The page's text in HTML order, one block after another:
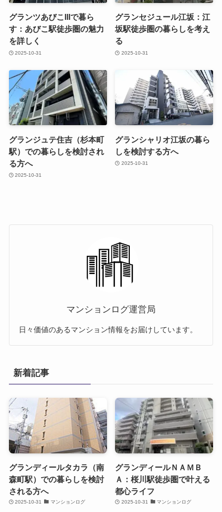
グランツあびこIIIで暮ら
す：あびこ駅徒歩圏の魅力
を詳しく
2025-10-31
グランセジュール江坂：江
坂駅徒歩圏の暮らしを考え
る
2025-10-31
グランジュテ住吉（杉本町
駅）での暮らしを検討され
る方へ
2025-10-31
グランシャリオ江坂の暮ら
しを検討する方へ
2025-10-31
マンションログ運営局
日々価値のあるマンション情報をお届けしています。
新着記事
グランディールタカラ（南
森町駅）での暮らしを検討
される方へ
2025-10-31 マンションログ
グランディールＮＡＭＢ
Ａ：桜川駅徒歩圏で叶える
都心ライフ
2025-10-31 マンションログ